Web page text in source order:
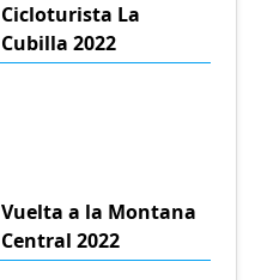
Cicloturista La
Cubilla 2022
Vuelta a la Montana
Central 2022